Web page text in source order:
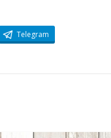
Telegram